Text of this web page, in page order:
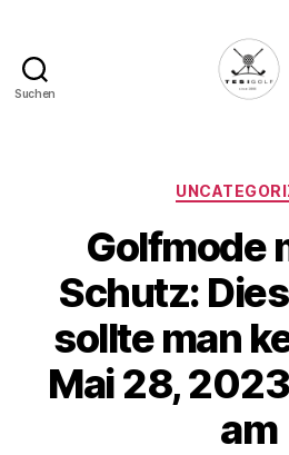
Suchen
für
Golfmode
Schutz:
sollte man
Mai 28,
am